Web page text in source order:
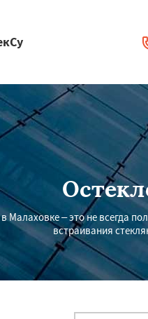
Малаховке – это не всегда
встраивания